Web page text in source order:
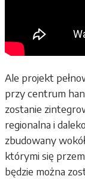
Ale projekt
przy centrum
zostanie
regionalna i
zbudowany
którymi się
będzie można